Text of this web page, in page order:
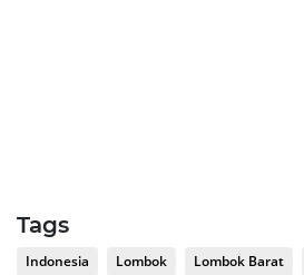
Tags
Indonesia Lombok Lombok Barat